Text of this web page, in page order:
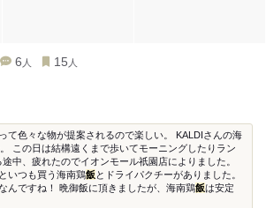
6 人 15 人
て色々な物が提案されるので楽しい。 KALDIさんの海
この日は結構遠くまで歩いてモーニングしたりラン
中、疲れたのでイオンモール祇園店によりました。
いつも買う海南鶏飯 とドライパクチーがありました。
んですね！ 晩御飯に頂きましたが、海南鶏飯は安定